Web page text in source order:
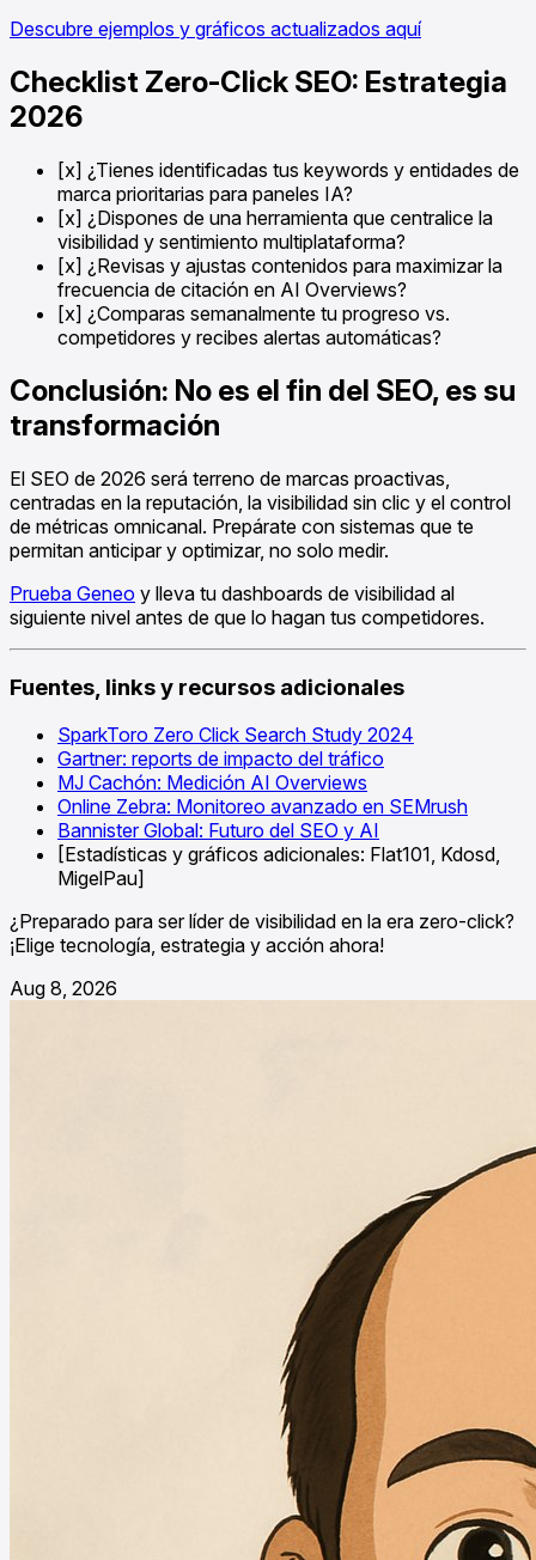
Descubre ejemplos y gráficos actualizados aquí
Checklist Zero-Click SEO: Estrategia
2026
[x] ¿Tienes identificadas tus keywords y entidades de
marca prioritarias para paneles IA?
[x] ¿Dispones de una herramienta que centralice la
visibilidad y sentimiento multiplataforma?
[x] ¿Revisas y ajustas contenidos para maximizar la
frecuencia de citación en AI Overviews?
[x] ¿Comparas semanalmente tu progreso vs.
competidores y recibes alertas automáticas?
Conclusión: No es el fin del SEO, es su
transformación
El SEO de 2026 será terreno de marcas proactivas,
centradas en la reputación, la visibilidad sin clic y el control
de métricas omnicanal. Prepárate con sistemas que te
permitan anticipar y optimizar, no solo medir.
Prueba Geneo y lleva tu dashboards de visibilidad al
siguiente nivel antes de que lo hagan tus competidores.
Fuentes, links y recursos adicionales
SparkToro Zero Click Search Study 2024
Gartner: reports de impacto del tráfico
MJ Cachón: Medición AI Overviews
Online Zebra: Monitoreo avanzado en SEMrush
Bannister Global: Futuro del SEO y AI
[Estadísticas y gráficos adicionales: Flat101, Kdosd,
MigelPau]
¿Preparado para ser líder de visibilidad en la era zero-click?
¡Elige tecnología, estrategia y acción ahora!
Aug 8, 2026